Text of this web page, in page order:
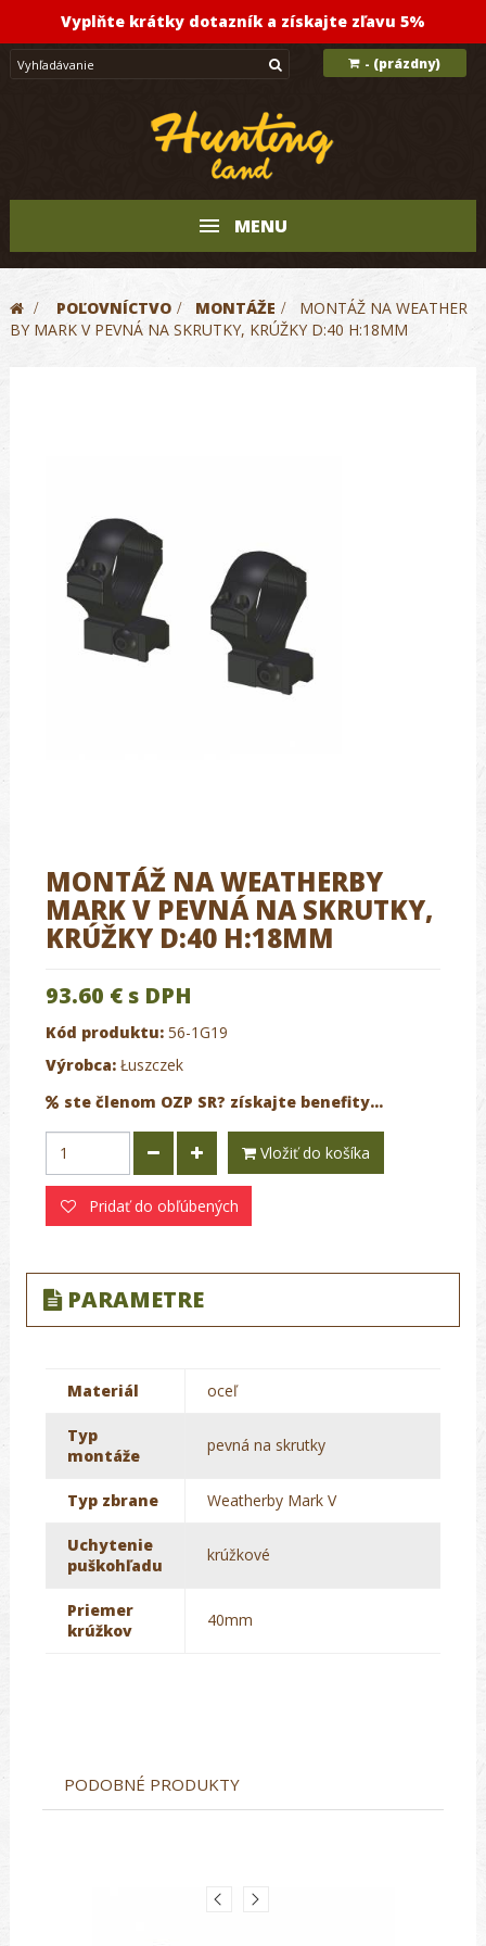
Vyplňte krátky dotazník a získajte zľavu 5%
- (prázdny)
MENU
> POĽOVNÍCTVO > MONTÁŽE >
MONTÁŽ NA WEATHER
BY MARK V PEVNÁ NA SKRUTKY, KRÚŽKY D:40 H:18MM
MONTÁŽ NA WEATHERBY
MARK V PEVNÁ NA SKRUTKY,
KRÚŽKY D:40 H:18MM
93.60 € s DPH
Kód produktu: 56-1G19
Výrobca: Łuszczek
ste členom OZP SR? získajte benefity...
Vložiť do košíka
Pridať do obľúbených
PARAMETRE
Materiál oceľ
Typ
montáže
pevná na skrutky
Typ zbrane Weatherby Mark V
Uchytenie
puškohľadu
krúžkové
Priemer
krúžkov
40mm
PODOBNÉ PRODUKTY